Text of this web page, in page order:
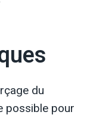
du
possible pour